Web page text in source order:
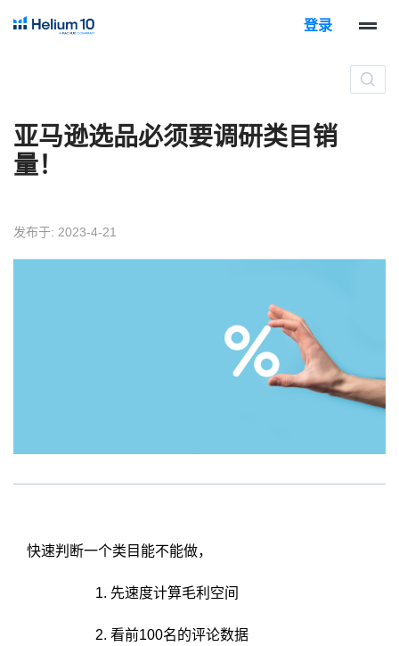
登录
亚马逊选品必须要调研类目销
量！
发布于: 2023-4-21
快速判断一个类目能不能做，
先速度计算毛利空间
看前100名的评论数据